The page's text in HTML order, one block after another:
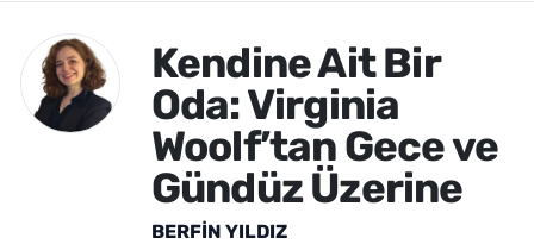
Kendine Ait Bir
Oda: Virginia
Woolf’tan Gece ve
Gündüz Üzerine
BERFIN YILDIZ
Asayiş / Polis-Adliye
Spor
Foto Galeri